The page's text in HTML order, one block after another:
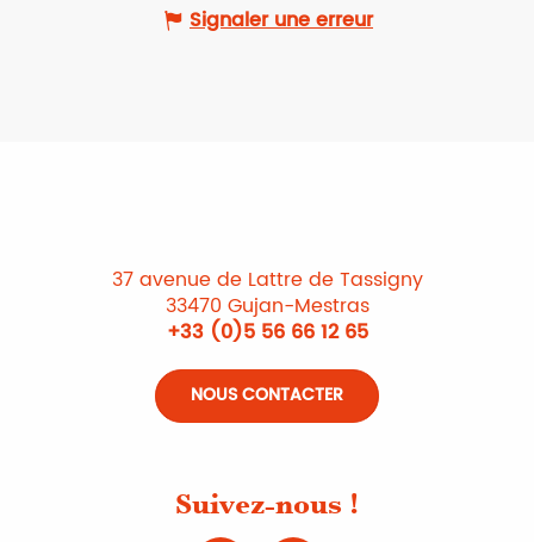
Signaler une erreur
37 avenue de Lattre de Tassigny
33470 Gujan-Mestras
+33 (0)5 56 66 12 65
NOUS CONTACTER
Suivez-nous !